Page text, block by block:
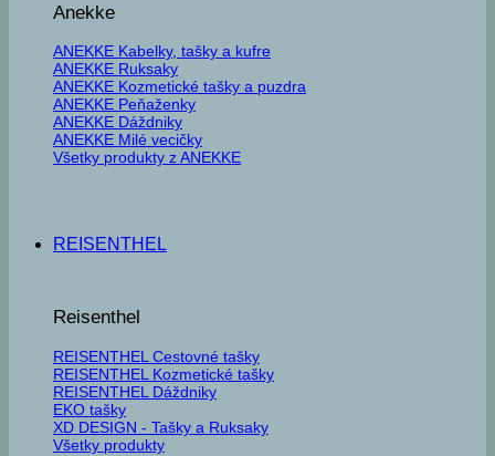
Anekke
ANEKKE Kabelky, tašky a kufre
ANEKKE Ruksaky
ANEKKE Kozmetické tašky a puzdra
ANEKKE Peňaženky
ANEKKE Dáždniky
ANEKKE Milé vecičky
Všetky produkty z ANEKKE
REISENTHEL
Reisenthel
REISENTHEL Cestovné tašky
REISENTHEL Kozmetické tašky
REISENTHEL Dáždniky
EKO tašky
XD DESIGN - Tašky a Ruksaky
Všetky produkty